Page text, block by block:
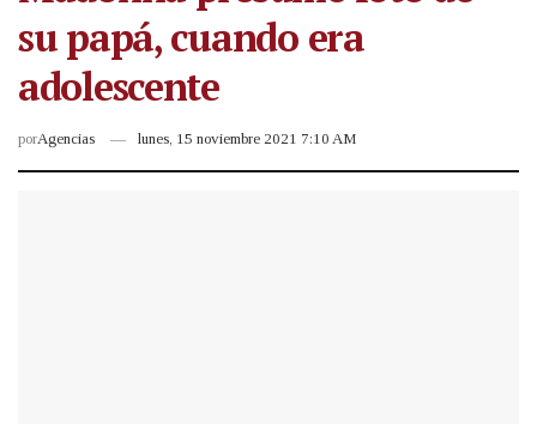
su papá, cuando era
adolescente
porAgencias lunes, 15 noviembre 2021 7:10 AM